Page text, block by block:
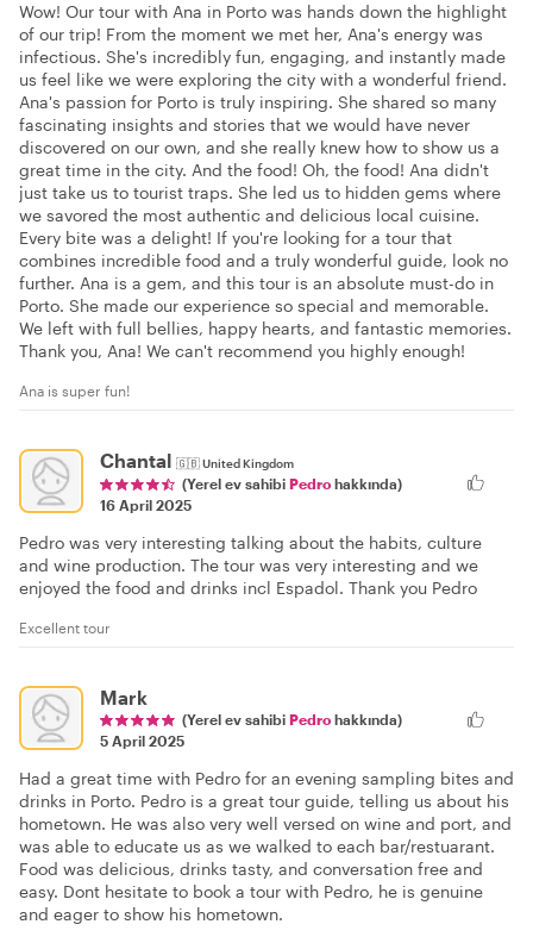
Wow! Our tour with Ana in Porto was hands down the highlight
of our trip! From the moment we met her, Ana's energy was
infectious. She's incredibly fun, engaging, and instantly made
us feel like we were exploring the city with a wonderful friend.
Ana's passion for Porto is truly inspiring. She shared so many
fascinating insights and stories that we would have never
discovered on our own, and she really knew how to show us a
great time in the city. And the food! Oh, the food! Ana didn't
just take us to tourist traps. She led us to hidden gems where
we savored the most authentic and delicious local cuisine.
Every bite was a delight! If you're looking for a tour that
combines incredible food and a truly wonderful guide, look no
further. Ana is a gem, and this tour is an absolute must-do in
Porto. She made our experience so special and memorable.
We left with full bellies, happy hearts, and fantastic memories.
Thank you, Ana! We can't recommend you highly enough!
Ana is super fun!
Chantal 🇬🇧United Kingdom
(Yerel ev sahibi Pedro hakkında)
16 April 2025
Pedro was very interesting talking about the habits, culture
and wine production. The tour was very interesting and we
enjoyed the food and drinks incl Espadol. Thank you Pedro
Excellent tour
Mark
(Yerel ev sahibi Pedro hakkında)
5 April 2025
Had a great time with Pedro for an evening sampling bites and
drinks in Porto. Pedro is a great tour guide, telling us about his
hometown. He was also very well versed on wine and port, and
was able to educate us as we walked to each bar/restuarant.
Food was delicious, drinks tasty, and conversation free and
easy. Dont hesitate to book a tour with Pedro, he is genuine
and eager to show his hometown.